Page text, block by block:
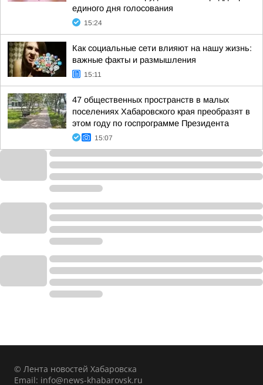
единого дня голосования
15:24
Как социальные сети влияют на нашу жизнь:
важные факты и размышления
15:11
47 общественных пространств в малых
поселениях Хабаровского края преобразят в
этом году по госпрограмме Президента
15:07
© Лента новостей Хабаровска
Email: info@news-khabarovsk.ru